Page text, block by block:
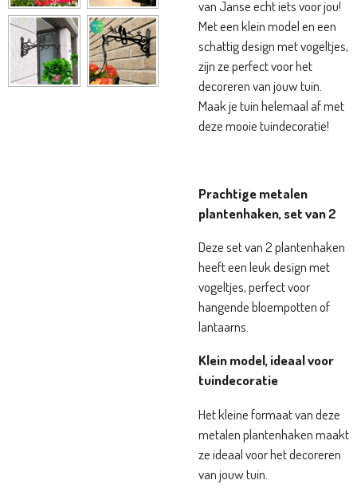
van Janse echt iets voor jou!
Met een klein model en een
schattig design met vogeltjes,
zijn ze perfect voor het
decoreren van jouw tuin.
Maak je tuin helemaal af met
deze mooie tuindecoratie!
Prachtige metalen
plantenhaken, set van 2
Deze set van 2 plantenhaken
heeft een leuk design met
vogeltjes, perfect voor
hangende bloempotten of
lantaarns.
Klein model, ideaal voor
tuindecoratie
Het kleine formaat van deze
metalen plantenhaken maakt
ze ideaal voor het decoreren
van jouw tuin.